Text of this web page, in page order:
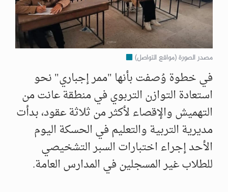
مصدر الصورة (مواقع التواصل)
في خطوة وُصفت بأنها "ممر إجباري" نحو
استعادة التوازن التربوي في منطقة عانت من
التهميش والإقصاء لأكثر من ثلاثة عقود، بدأت
مديرية التربية والتعليم في الحسكة اليوم
الأحد إجراء اختبارات السبر التشخيصي
للطلاب غير المسجلين في المدارس العامة.